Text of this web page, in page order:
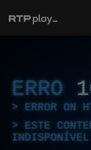
ERRO
ERROR ON
ESTE
INDISPONÍVEL